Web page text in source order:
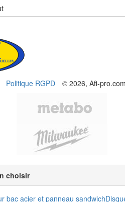
Politique RGPD © 2026, Afi-pro.com
choisir
bac acier et panneau sandwich